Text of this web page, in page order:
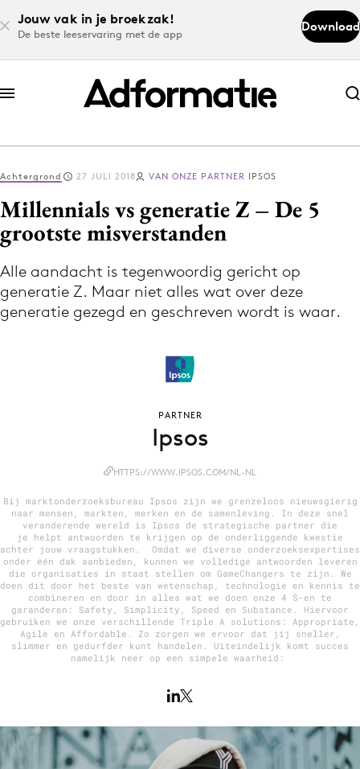
Jouw vak in je broekzak!
De beste leeservaring met de app
Download
Abonneer nu
Abonneer nu
Log in
Volg het laatste nieuws via de Adformatie
Nieuws app
9 sept: GenAI-training
12 nov: MarketingLive!
Adverteren
Events
Opleidingen
Vacatures
Academy
Partners
Bureaus
Campagnes
Achtergrond 27 JULI 2018 VAN ONZE PARTNER IPSOS
Millennials vs generatie Z – De 5
grootste misverstanden
Alle aandacht is tegenwoordig gericht op
generatie Z. Maar niet alles wat over deze
generatie gezegd en geschreven wordt is waar.
PARTNER
Ipsos
HTTPS://WWW.IPSOS.COM/NL-NL
Bij marktonderzoeksbureau Ipsos zijn we grenzeloos nieuwsgierig
naar mensen, markten, merken en de samenleving. In deze snel
veranderende wereld is Ipsos de strategische partner die
je helpt antwoorden te krijgen op de onderliggende kwestie
achter jouw vraagstukken. Omdat we diverse onderzoeksexpertises
onder één dak aanbieden, kunnen we volledige antwoorden leveren
die organisaties in staat stellen om GameChangers te zijn. We
doen dit door het beste van wetenschap, technologie en kennis te
combineren en door in alles wat we doen onze 4 S-en te
garanderen: Safety, Simplicity, Speed en Substance. Hiervoor
gebruiken we onze verschillende Triple A solutions: Appropriate,
Agile en Affordable. Zo zorgen we ervoor dat jij sneller,
slimmer en gedurfder kunt handelen. Uiteindelijk komt succes
namelijk neer op een simpele waarheid: